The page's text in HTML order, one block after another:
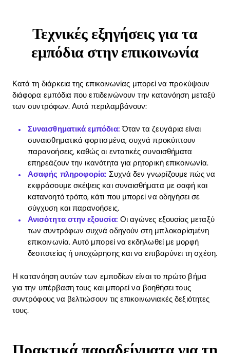
Τεχνικές εξηγήσεις για τα
εμπόδια στην επικοινωνία
Κατά τη διάρκεια της επικοινωνίας μπορεί να προκύψουν
διάφορα εμπόδια που επιδεινώνουν την κατανόηση μεταξύ
των συντρόφων. Αυτά περιλαμβάνουν:
Συναισθηματικά εμπόδια: Όταν τα ζευγάρια είναι
συναισθηματικά φορτισμένα, συχνά προκύπτουν
παρανοήσεις, καθώς οι εντατικές συναισθήματα
επηρεάζουν την ικανότητα για ρητορική επικοινωνία.
Ασαφής πληροφορία: Συχνά δεν γνωρίζουμε πώς να
εκφράσουμε σκέψεις και συναισθήματα με σαφή και
κατανοητό τρόπο, κάτι που μπορεί να οδηγήσει σε
σύγχυση και παρανοήσεις.
Ανισότητα στην εξουσία: Οι αγώνες εξουσίας μεταξύ
των συντρόφων συχνά οδηγούν στη μπλοκαρίσμένη
επικοινωνία. Αυτό μπορεί να εκδηλωθεί με μορφή
δεσποτείας ή υποχώρησης και να επιβαρύνει τη σχέση.
Η κατανόηση αυτών των εμποδίων είναι το πρώτο βήμα
για την υπέρβαση τους και μπορεί να βοηθήσει τους
συντρόφους να βελτιώσουν τις επικοινωνιακές δεξιότητες
τους.